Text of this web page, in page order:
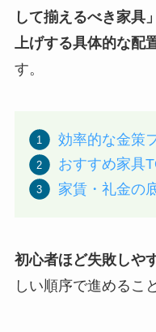
して揃えるべき家具」
上げする具体的な配
す。
効率的な金策
おすすめ家具
家賃・礼金の
初心者ほど失敗しや
しい順序で進めるこ